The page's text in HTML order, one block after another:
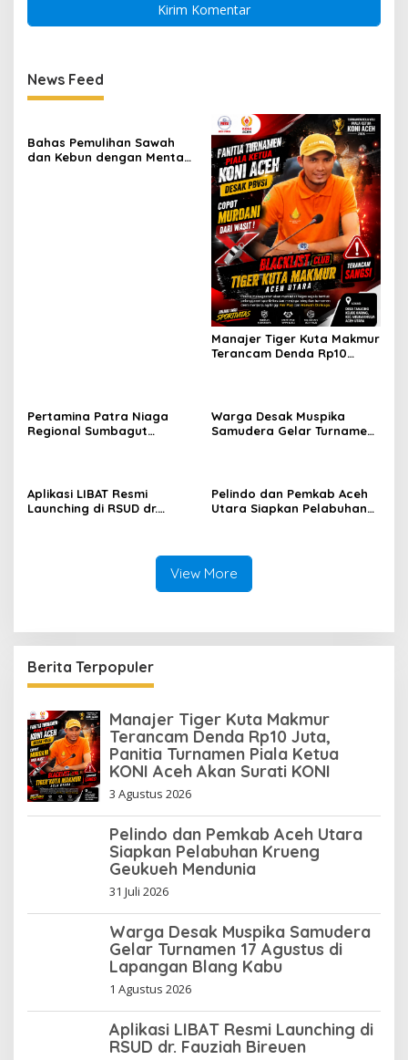
News Feed
Bahas Pemulihan Sawah
dan Kebun dengan Mentan,
Manajer Tiger Kuta Makmur
Terancam Denda Rp10
Pertamina Patra Niaga
Regional Sumbagut
Warga Desak Muspika
Samudera Gelar Turnamen
Aplikasi LIBAT Resmi
Launching di RSUD dr.
Pelindo dan Pemkab Aceh
Utara Siapkan Pelabuhan
View More
Berita Terpopuler
Manajer Tiger Kuta Makmur
Terancam Denda Rp10 Juta,
Panitia Turnamen Piala Ketua
KONI Aceh Akan Surati KONI
3 Agustus 2026
Pelindo dan Pemkab Aceh Utara
Siapkan Pelabuhan Krueng
Geukueh Mendunia
31 Juli 2026
Warga Desak Muspika Samudera
Gelar Turnamen 17 Agustus di
Lapangan Blang Kabu
1 Agustus 2026
Aplikasi LIBAT Resmi Launching di
RSUD dr. Fauziah Bireuen